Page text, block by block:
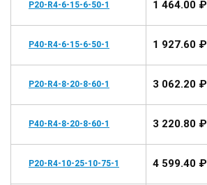
P20-R4-6-15-6-50-1 1 464.00 ₽
P40-R4-6-15-6-50-1 1 927.60 ₽
P20-R4-8-20-8-60-1 3 062.20 ₽
P40-R4-8-20-8-60-1 3 220.80 ₽
P20-R4-10-25-10-75-1 4 599.40 ₽